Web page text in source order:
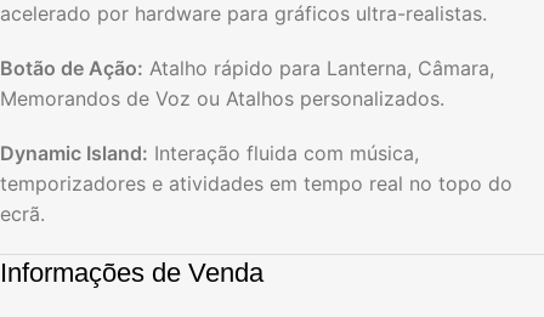
acelerado por hardware para gráficos ultra-realistas.
Botão de Ação: Atalho rápido para Lanterna, Câmara,
Memorandos de Voz ou Atalhos personalizados.
Dynamic Island: Interação fluida com música,
temporizadores e atividades em tempo real no topo do
ecrã.
Informações de Venda